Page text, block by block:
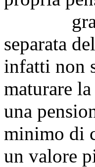
gran
separata
infatti non
maturare
una
minimo di
un valore